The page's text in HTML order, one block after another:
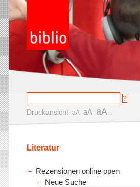
Druckansicht aA aA aA
Literatur
Rezensionen online open
Neue Suche